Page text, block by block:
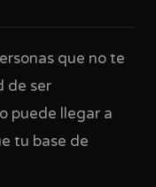
que no te
de ser
puede llegar a
tu base de